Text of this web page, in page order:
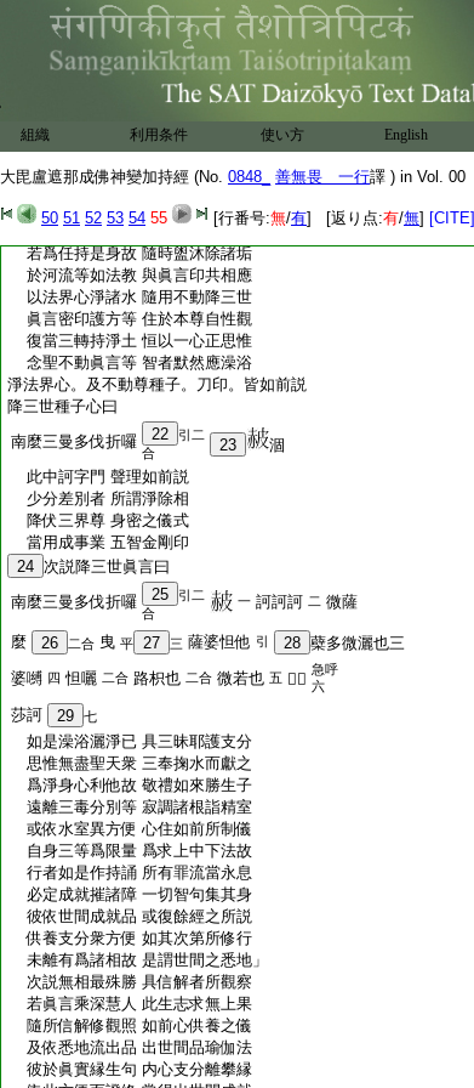
組織 利用条件 使い方 English
大毘盧遮那成佛神變加持經 (No. 0848_ 善無畏 一行譯 ) in Vol. 00
50 51 52 53 54 55 [行番号:無/有] [返り点:有/無] [CITE]
也。若於數時相現等持誦法中。作前方
便。乃至具修勝業。猶不成就
20 者。應自警悟。
倍加精進。勿得生下劣想。而言是法非我所
堪。如是展其志力。自利利他。常不空過。以行
者勤誠不休息故。衆聖玄照其心。則蒙威神
建立。得離諸障。是中有二事。不應捨離。謂不
捨諸佛菩薩。及饒益無盡衆生心。恒於一切
地也
常
21
依内法而澡浴 不應執著外淨法
於觸食等懷疑悔 如是皆所不應爲
若爲任持是身故 隨時盥沐除諸垢
於河流等如法教 與眞言印共相應
以法界心淨諸水 隨用不動降三世
眞言密印護方等 住於本尊自性觀
復當三轉持淨土 恒以一心正思惟
念聖不動眞言等 智者默然應澡浴
淨法界心。及不動尊種子。刀印。皆如前説
降三世種子心曰
南麼三曼多伐折囉
22
引二
合
23
涸
此中訶字門 聲理如前説
少分差別者 所謂淨除相
降伏三界尊 身密之儀式
當用成事業 五智金剛印
24 次説降三世眞言曰
南麼三曼多伐折囉
25
引二
合
一 訶訶訶 二 微薩
麼 26 二合 曳 平 27 三 薩婆怛他 引 28 蘗多微灑也三
婆嚩 四 怛囇 二合 路枳也 二合 微若也 五 𤙖若
急呼
六
莎訶 29 七
如是澡浴灑淨已 具三昧耶護支分
思惟無盡聖天衆 三奉掬水而獻之
爲淨身心利他故 敬禮如來勝生子
遠離三毒分別等 寂調諸根詣精室
或依水室異方便 心住如前所制儀
自身三等爲限量 爲求上中下法故
行者如是作持誦 所有罪流當永息
必定成就摧諸障 一切智句集其身
彼依世間成就品 或復餘經之所説
供養支分衆方便 如其次第所修行
未離有爲諸相故 是謂世間之悉地」
次説無相最殊勝 具信解者所觀察
若眞言乘深慧人 此生志求無上果
隨所信解修觀照 如前心供養之儀
及依悉地流出品 出世間品瑜伽法
彼於眞實縁生句 内心支分離攀縁